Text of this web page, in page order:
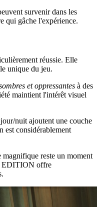
survenir dans les
qui gâche l'expérience.
réussie. Elle
unique du jeu.
et oppressantes à des
maintient l'intérêt visuel
nuit ajoutent une couche
est considérablement
reste un moment
offre